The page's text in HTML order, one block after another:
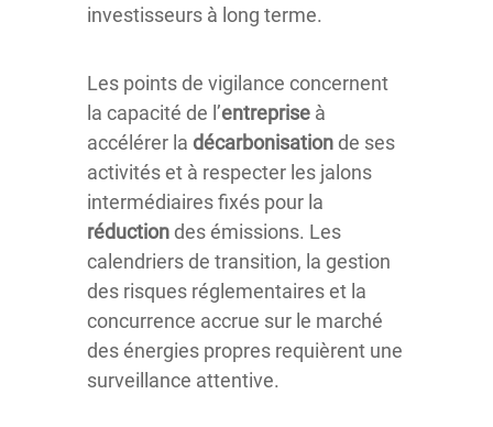
investisseurs à long terme.
Les points de vigilance concernent
la capacité de l’entreprise à
accélérer la décarbonisation de ses
activités et à respecter les jalons
intermédiaires fixés pour la
réduction des émissions. Les
calendriers de transition, la gestion
des risques réglementaires et la
concurrence accrue sur le marché
des énergies propres requièrent une
surveillance attentive.